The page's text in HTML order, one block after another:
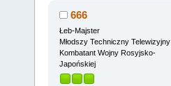
666
Łeb-Majster
Młodszy Techniczny Telewizyjny
Kombatant Wojny Rosyjsko-
Japońskiej